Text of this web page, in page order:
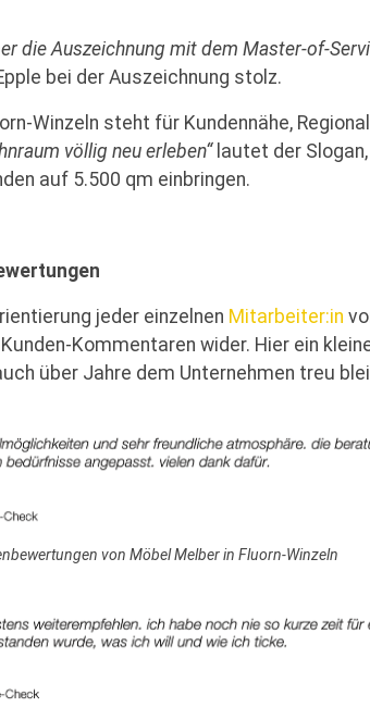
die Auszeichnung mit dem Master-of-
bei der Auszeichnung stolz.
Winzeln steht für Kundennähe,
völlig neu erleben“lautet der
auf 5.500 qm einbringen.
jeder einzelnen Mitarbeiter:in
Kommentaren wider. Hier ein
über Jahre dem Unternehmen treu
von Möbel Melber in Fluorn-Winzeln